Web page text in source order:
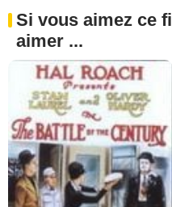
Si vous aimez ce
aimer ...